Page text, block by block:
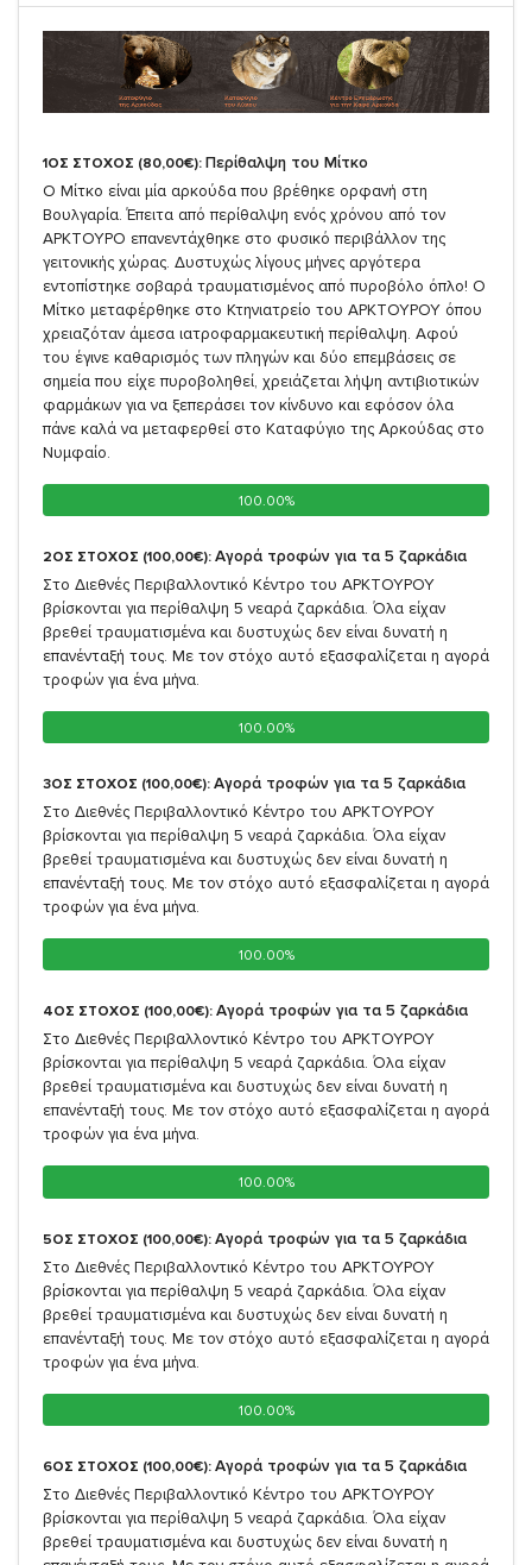
1ΟΣ ΣΤΟΧΟΣ (80,00€): Περίθαλψη του Μίτκο
Ο Μίτκο είναι μία αρκούδα που βρέθηκε ορφανή στη
Βουλγαρία. Έπειτα από περίθαλψη ενός χρόνου από τον
ΑΡΚΤΟΥΡΟ επανεντάχθηκε στο φυσικό περιβάλλον της
γειτονικής χώρας. Δυστυχώς λίγους μήνες αργότερα
εντοπίστηκε σοβαρά τραυματισμένος από πυροβόλο όπλο! Ο
Μίτκο μεταφέρθηκε στο Κτηνιατρείο του ΑΡΚΤΟΥΡΟΥ όπου
χρειαζόταν άμεσα ιατροφαρμακευτική περίθαλψη. Αφού
του έγινε καθαρισμός των πληγών και δύο επεμβάσεις σε
σημεία που είχε πυροβοληθεί, χρειάζεται λήψη αντιβιοτικών
φαρμάκων για να ξεπεράσει τον κίνδυνο και εφόσον όλα
πάνε καλά να μεταφερθεί στο Καταφύγιο της Αρκούδας στο
Νυμφαίο.
100.00%
100.00%
2ΟΣ ΣΤΟΧΟΣ (100,00€): Αγορά τροφών για τα 5 ζαρκάδια
Στο Διεθνές Περιβαλλοντικό Κέντρο του ΑΡΚΤΟΥΡΟΥ
βρίσκονται για περίθαλψη 5 νεαρά ζαρκάδια. Όλα είχαν
βρεθεί τραυματισμένα και δυστυχώς δεν είναι δυνατή η
επανένταξή τους. Με τον στόχο αυτό εξασφαλίζεται η αγορά
τροφών για ένα μήνα.
100.00%
100.00%
3ΟΣ ΣΤΟΧΟΣ (100,00€): Αγορά τροφών για τα 5 ζαρκάδια
Στο Διεθνές Περιβαλλοντικό Κέντρο του ΑΡΚΤΟΥΡΟΥ
βρίσκονται για περίθαλψη 5 νεαρά ζαρκάδια. Όλα είχαν
βρεθεί τραυματισμένα και δυστυχώς δεν είναι δυνατή η
επανένταξή τους. Με τον στόχο αυτό εξασφαλίζεται η αγορά
τροφών για ένα μήνα.
100.00%
100.00%
4ΟΣ ΣΤΟΧΟΣ (100,00€): Αγορά τροφών για τα 5 ζαρκάδια
Στο Διεθνές Περιβαλλοντικό Κέντρο του ΑΡΚΤΟΥΡΟΥ
βρίσκονται για περίθαλψη 5 νεαρά ζαρκάδια. Όλα είχαν
βρεθεί τραυματισμένα και δυστυχώς δεν είναι δυνατή η
επανένταξή τους. Με τον στόχο αυτό εξασφαλίζεται η αγορά
τροφών για ένα μήνα.
100.00%
100.00%
5ΟΣ ΣΤΟΧΟΣ (100,00€): Αγορά τροφών για τα 5 ζαρκάδια
Στο Διεθνές Περιβαλλοντικό Κέντρο του ΑΡΚΤΟΥΡΟΥ
βρίσκονται για περίθαλψη 5 νεαρά ζαρκάδια. Όλα είχαν
βρεθεί τραυματισμένα και δυστυχώς δεν είναι δυνατή η
επανένταξή τους. Με τον στόχο αυτό εξασφαλίζεται η αγορά
τροφών για ένα μήνα.
100.00%
100.00%
6ΟΣ ΣΤΟΧΟΣ (100,00€): Αγορά τροφών για τα 5 ζαρκάδια
Στο Διεθνές Περιβαλλοντικό Κέντρο του ΑΡΚΤΟΥΡΟΥ
βρίσκονται για περίθαλψη 5 νεαρά ζαρκάδια. Όλα είχαν
βρεθεί τραυματισμένα και δυστυχώς δεν είναι δυνατή η